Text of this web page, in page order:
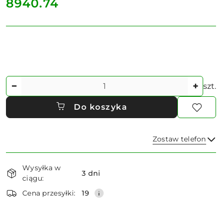
8940.74
Ilość szt.
Do koszyka
Zostaw telefon
i
dostawa
Wysyłka w
ciągu:
3 dni
Cena przesyłki: 19